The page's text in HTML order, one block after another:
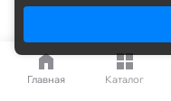
Меню
Главная Каталог